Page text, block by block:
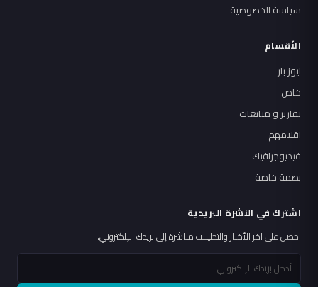
سياسة الخصوصية
الأقسام
نيوز بار
خاص
تقارير و متابعات
اقلامهم
فيديوجرافيك
بصمة خاصة
اشترك في النشرة البريدية
احصل على آخر الأخبار والتحليلات مباشرة إلى بريدك الإلكتروني.